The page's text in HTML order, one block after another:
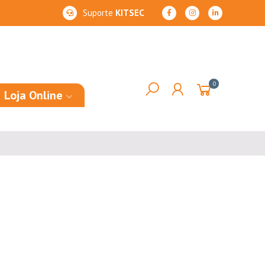
Suporte KITSEC
Loja Online
0